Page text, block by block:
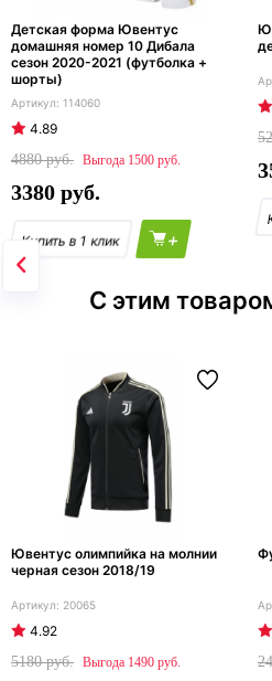
Детская форма Ювентус
домашняя номер 10 Дибала
сезон 2020-2021 (футболка +
шорты)
114060
4.89
4880
1500
3380
+
С этим
Ювентус олимпийка на молнии
черная сезон 2018/19
20065
4.92
5180
1490